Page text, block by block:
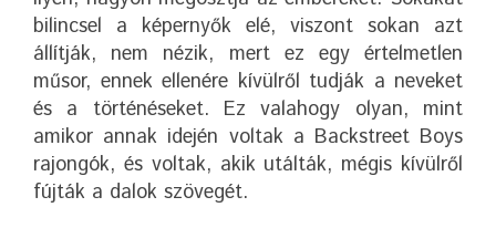
bilincsel a képernyők elé, viszont sokan azt
állítják, nem nézik, mert ez egy értelmetlen
műsor, ennek ellenére kívülről tudják a neveket
és a történéseket. Ez valahogy olyan, mint
amikor annak idején voltak a Backstreet Boys
rajongók, és voltak, akik utálták, mégis kívülről
fújták a dalok szövegét.